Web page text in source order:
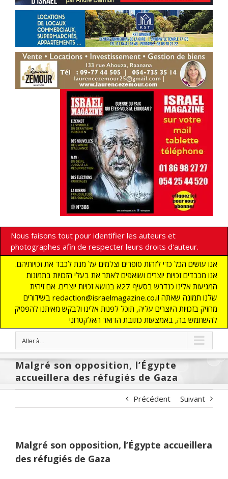
Nous faisons tout pour identifier les auteurs et
photographes afin de respecter leurs droits d'auteur.
אנו עושים הכל כדי לזהות סופרים וצלמים על מנת לכבד את זכויותיהם.
אנו מכבדים זכויות יוצרים ושואפים לאתר את בעלי הזכויות בתמונות
המגיעות אלינו כנדרש בסעיף 27א בנושא זכויות יוצרים. אם זיהית
בשידורים redaction@israelmagazine.co.il שלנו תמונה שאתה
מחזיק בזכויות היוצרים עליה, תוכל לפנות אלינו ולבקש מאיתנו להפסיק
להשתמש בה, באמצעות כתובת הדואר האלקטרוני
Aller à...
Malgré son opposition, l’Égypte
accueillera des réfugiés de Gaza
Précédent Suivant
Malgré son opposition, l’Égypte accueillera
des réfugiés de Gaza